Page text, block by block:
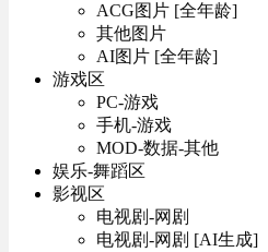
ACG图片 [全年龄]
其他图片
AI图片 [全年龄]
游戏区
PC-游戏
手机-游戏
MOD-数据-其他
娱乐-舞蹈区
影视区
电视剧-网剧
电视剧-网剧 [AI生成]